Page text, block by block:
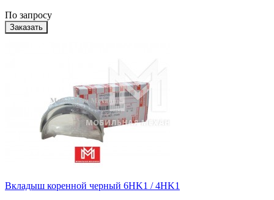
По запросу
Вкладыш коренной черный 6HK1 / 4HK1